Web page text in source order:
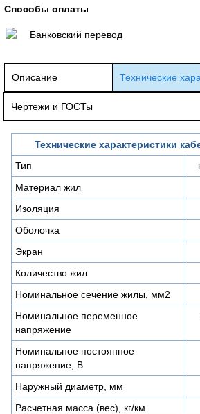
Способы оплаты
Банковский перевод
Описание Технические
Чертежи и ГОСТы
Технические характеристики
Тип
Материал жил
Изоляция
Оболочка
Экран
Количество жил
Номинальное сечение жилы, мм2
Номинальное переменное
напряжение
Номинальное постоянное
напряжение, В
Наружный диаметр, мм
Расчетная масса (вес), кг/км